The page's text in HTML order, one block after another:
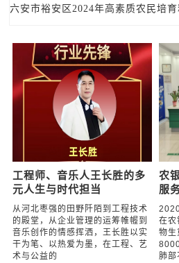
“我们的中国梦”——天津市蓟州区
米7曝有双旗舰：骁龙845+全面屏
工程师、音乐人王长胜的多元人生
全国劳模、中国好人杨传武：金牌
农银人寿重疾理赔及时高效 服务热
永不忘党的恩泽，献爱心多做慈善事
六安市裕安区2024年高素质农民培
林涌斌副秘书长受邀出席深港揭西
武汉餐饮业：探索文、商、旅融合
中英经贸论坛在伦敦召开！潘巧先生